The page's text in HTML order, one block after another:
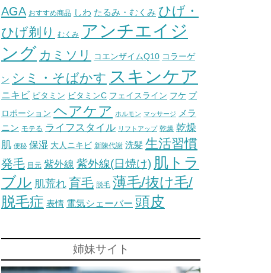
AGA おすすめ商品 しわ たるみ・むくみ ひげ・
ひげ剃り
むくみ アンチエイジ
ング カミソリ コエンザイムQ10 コラーゲ
ン シミ・そばかす スキンケア
ニキビ ビタミン ビタミンC フェイスライン フケ プ
ロポーション ヘアケア ホルモン マッサージ
メラ
ニン モテる ライフスタイル リフトアップ 乾燥 乾燥
肌 便秘 保湿 大人ニキビ 新陳代謝 洗髪 生活習慣
発毛 目元 紫外線 紫外線(日焼け) 肌トラ
ブル 肌荒れ育毛 脱毛 薄毛/抜け毛/
脱毛症 表情 電気シェーバー 頭皮
姉妹サイト